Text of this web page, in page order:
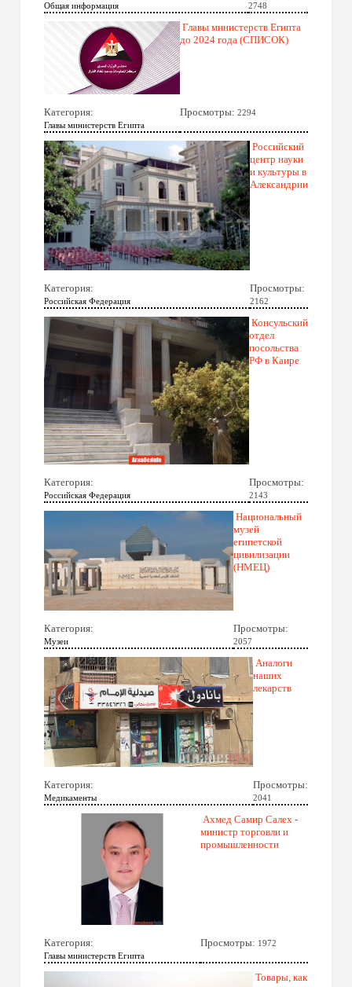
Общая информация 2748
Главы министерств Египта
до 2024 года (СПИСОК)
Категория:
Главы министерств Египта
Просмотры: 2294
Российский
центр науки
и культуры в
Александрии
Категория:
Российская Федерация
Просмотры:
2162
Консульский
отдел
посольства
РФ в Каире
Категория:
Российская Федерация
Просмотры:
2143
Национальный
музей
египетской
цивилизации
(НМЕЦ)
Категория:
Музеи
Просмотры:
2057
Аналоги
наших
лекарств
Категория:
Медикаменты
Просмотры:
2041
Ахмед Самир Салех -
министр торговли и
промышленности
Категория:
Главы министерств Египта
Просмотры: 1972
Товары, как